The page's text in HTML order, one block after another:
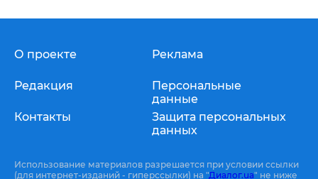
О проекте
Редакция
Контакты
Реклама
Персональные
данные
Защита персональных
данных
Использование материалов разрешается при условии ссылки
(для интернет-изданий - гиперссылки) на "Диалог.ua" не ниже